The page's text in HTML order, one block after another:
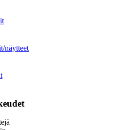
näytteet